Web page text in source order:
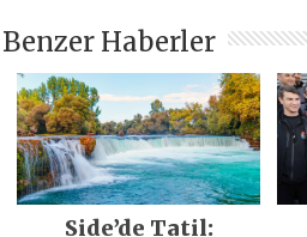
Benzer Haberler
Side’de Tatil: